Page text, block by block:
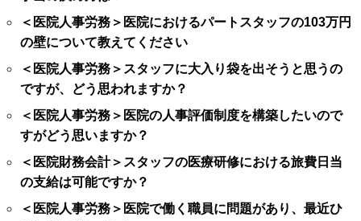
＜医院人事労務＞医院におけるパートスタッフの103万円
の壁について教えてください
＜医院人事労務＞スタッフに大入り袋を出そうと思うの
ですが、どう思われますか？
＜医院人事労務＞医院の人事評価制度を構築したいので
すがどう思いますか？
＜医院財務会計＞スタッフの医療研修における旅費日当
の支給は可能ですか？
＜医院人事労務＞医院で働く職員に問題があり、最近ひ